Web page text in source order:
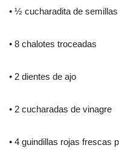
• ½ cucharadita de
• 8 chalotes troceadas
• 2 dientes de ajo
• 2 cucharadas de vinagre
• 4 guindillas rojas frescas